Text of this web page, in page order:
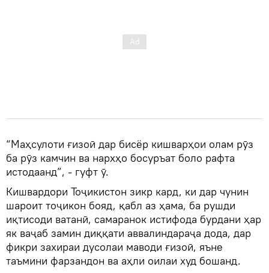
“Маҳсулоти ғизоӣ дар бисёр кишварҳои олам рӯз
ба рӯз камчин ва нархҳо босуръат боло рафта
истодаанд”, - гуфт ӯ.
Кишвардори Тоҷикистон зикр кард, ки дар чунин
шароит тоҷикон бояд, қабл аз ҳама, ба рушди
иқтисоди ватанӣ, самаранок истифода бурдани ҳар
як ваҷаб замин диққати аввалиндараҷа дода, дар
фикри захираи дусолаи маводи ғизоӣ, яъне
таъмини фарзандон ва аҳли оилаи худ бошанд.